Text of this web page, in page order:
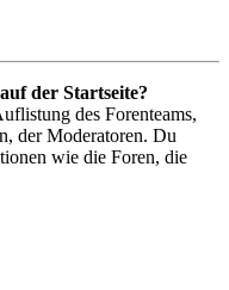
der Startseite?
des Forenteams,
der Moderatoren. Du
wie die Foren, die